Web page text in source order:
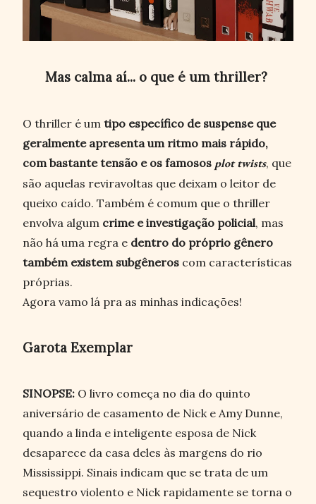
Mas calma aí... o que é um thriller?
O thriller é um tipo específico de suspense que
geralmente apresenta um ritmo mais rápido,
com bastante tensão e os famosos plot twists, que
são aquelas reviravoltas que deixam o leitor de
queixo caído. Também é comum que o thriller
envolva algum crime e investigação policial, mas
não há uma regra e dentro do próprio gênero
também existem subgêneros com características
próprias.
Agora vamo lá pra as minhas indicações!
Garota Exemplar
SINOPSE: O livro começa no dia do quinto
aniversário de casamento de Nick e Amy Dunne,
quando a linda e inteligente esposa de Nick
desaparece da casa deles às margens do rio
Mississippi. Sinais indicam que se trata de um
sequestro violento e Nick rapidamente se torna o